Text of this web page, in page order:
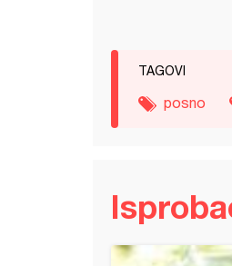
TAGOVI
posno
sa šampinjonima i soja sosom